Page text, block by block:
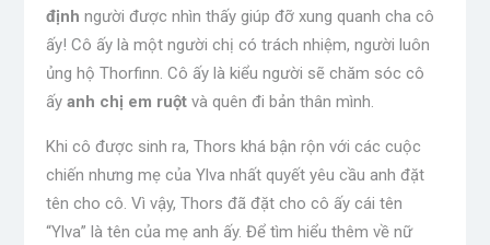
định người được nhìn thấy giúp đỡ xung quanh cha cô
ấy! Cô ấy là một người chị có trách nhiệm, người luôn
ủng hộ Thorfinn. Cô ấy là kiểu người sẽ chăm sóc cô
ấy anh chị em ruột và quên đi bản thân mình.
Khi cô được sinh ra, Thors khá bận rộn với các cuộc
chiến nhưng mẹ của Ylva nhất quyết yêu cầu anh đặt
tên cho cô. Vì vậy, Thors đã đặt cho cô ấy cái tên
“Ylva” là tên của mẹ anh ấy. Để tìm hiểu thêm về nữ